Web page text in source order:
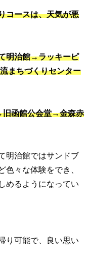
コースは、天気が悪
明治館→ラッキーピ
まちづくりセンター
旧函館公会堂→金森赤
明治館ではサンドブ
色々な体験をでき、
めるようになってい
り可能で、良い思い